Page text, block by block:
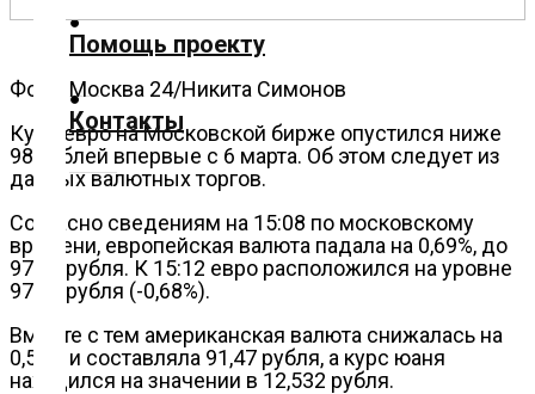
Блокчейн
О
нас
Помощь
проекту
Помощь проекту
Контакты
Фото: Москва 24/Никита Симонов
Курс евро на Московской бирже опустился ниже
98 рублей впервые с 6 марта. Об этом следует из
данных валютных торгов.
Согласно сведениям на 15:08 по московскому
времени, европейская валюта падала на 0,69%, до
97,97 рубля. К 15:12 евро расположился на уровне
97,98 рубля (-0,68%).
Вместе с тем американская валюта снижалась на
0,51% и составляла 91,47 рубля, а курс юаня
находился на значении в 12,532 рубля.